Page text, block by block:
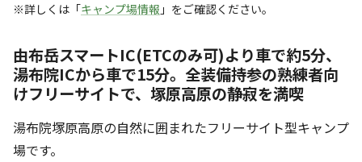
※詳しくは「キャンプ場情報 」をご確認ください。
由布岳スマートIC(ETCのみ可)より車で約5分、
湯布院ICから車で15分。全装備持参の熟練者向
けフリーサイトで、塚原高原の静寂を満喫
湯布院塚原高原の自然に囲まれたフリーサイト型キャンプ
場です。